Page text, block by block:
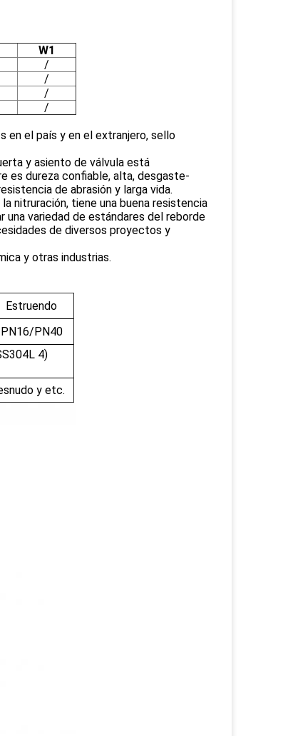
W1
/
/
/
/
en el país y en el extranjero, sello
y asiento de válvula está
es dureza confiable, alta, desgaste-
de abrasión y larga vida.
nitruración, tiene una buena resistencia
una variedad de estándares del reborde
de diversos proyectos y
y otras industrias.
Estruendo
PN16/PN40
4)
y etc.